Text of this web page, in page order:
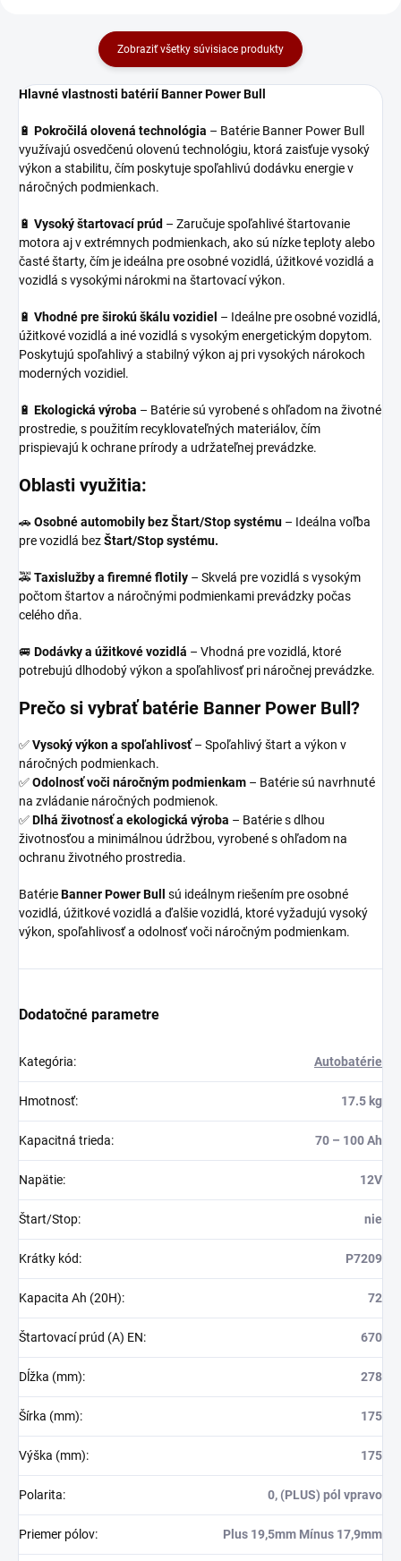
Zobraziť všetky súvisiace produkty
Hlavné vlastnosti batérií Banner Power Bull
🔋 Pokročilá olovená technológia – Batérie Banner Power Bull
využívajú osvedčenú olovenú technológiu, ktorá zaisťuje vysoký
výkon a stabilitu, čím poskytuje spoľahlivú dodávku energie v
náročných podmienkach.
🔋 Vysoký štartovací prúd – Zaručuje spoľahlivé štartovanie
motora aj v extrémnych podmienkach, ako sú nízke teploty alebo
časté štarty, čím je ideálna pre osobné vozidlá, úžitkové vozidlá a
vozidlá s vysokými nárokmi na štartovací výkon.
🔋 Vhodné pre širokú škálu vozidiel – Ideálne pre osobné vozidlá,
úžitkové vozidlá a iné vozidlá s vysokým energetickým dopytom.
Poskytujú spoľahlivý a stabilný výkon aj pri vysokých nárokoch
moderných vozidiel.
🔋 Ekologická výroba – Batérie sú vyrobené s ohľadom na životné
prostredie, s použitím recyklovateľných materiálov, čím
prispievajú k ochrane prírody a udržateľnej prevádzke.
Oblasti využitia:
🚗Osobné automobily bez Štart/Stop systému – Ideálna voľba
pre vozidlá bezŠtart/Stop systému.
🚕Taxislužby a firemné flotily – Skvelá pre vozidlá s vysokým
počtom štartov a náročnými podmienkami prevádzky počas
celého dňa.
🚐 Dodávky a úžitkové vozidlá – Vhodná pre vozidlá, ktoré
potrebujú dlhodobý výkon a spoľahlivosť pri náročnej prevádzke.
Prečo si vybrať batérie Banner Power Bull?
✅Vysoký výkon a spoľahlivosť– Spoľahlivý štart a výkon v
náročných podmienkach.
✅Odolnosť voči náročným podmienkam – Batérie sú navrhnuté
na zvládanie náročných podmienok.
✅Dlhá životnosť a ekologická výroba – Batérie s dlhou
životnosťou a minimálnou údržbou, vyrobené s ohľadom na
ochranu životného prostredia.
BatérieBanner Power Bull
sú ideálnym riešením pre osobné
vozidlá, úžitkové vozidlá a ďalšie vozidlá, ktoré vyžadujú vysoký
výkon, spoľahlivosť a odolnosť voči náročným podmienkam.
Dodatočné parametre
Kategória: Autobatérie
Hmotnosť: 17.5 kg
Kapacitná trieda: 70 – 100 Ah
Napätie: 12V
Štart/Stop: nie
Krátky kód: P7209
Kapacita Ah (20H): 72
Štartovací prúd (A) EN: 670
Dĺžka (mm): 278
Šírka (mm): 175
Výška (mm): 175
Polarita: 0, (PLUS) pól vpravo
Priemer pólov: Plus 19,5mm Mínus 17,9mm